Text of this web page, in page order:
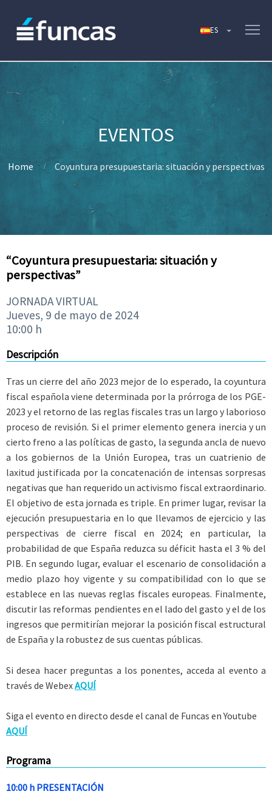
Home Coyuntura presupuestaria: situación y perspectivas
“Coyuntura presupuestaria: situación y
perspectivas”
JORNADA VIRTUAL
Jueves, 9 de mayo de 2024
10:00 h
Descripción
Tras un cierre del año 2023 mejor de lo esperado, la coyuntura
fiscal española viene determinada por la prórroga de los PGE-
2023 y el retorno de las reglas fiscales tras un largo y laborioso
proceso de revisión. Si el primer elemento genera inercia y un
cierto freno a las políticas de gasto, la segunda ancla de nuevo
a los gobiernos de la Unión Europea, tras un cuatrienio de
laxitud justificada por la concatenación de intensas sorpresas
negativas que han requerido un activismo fiscal extraordinario.
El objetivo de esta jornada es triple. En primer lugar, revisar la
ejecución presupuestaria en lo que llevamos de ejercicio y las
perspectivas de cierre fiscal en 2024; en particular, la
probabilidad de que España reduzca su déficit hasta el 3 % del
PIB. En segundo lugar, evaluar el escenario de consolidación a
medio plazo hoy vigente y su compatibilidad con lo que se
establece en las nuevas reglas fiscales europeas. Finalmente,
discutir las reformas pendientes en el lado del gasto y el de los
ingresos que permitirían mejorar la posición fiscal estructural
de España y la robustez de sus cuentas públicas.
Si desea hacer preguntas a los ponentes, acceda al evento a
través de WebexAQUÍ
Siga el evento en directo desde el canal de Funcas en Youtube
AQUÍ
Programa
10:00 h PRESENTACIÓN